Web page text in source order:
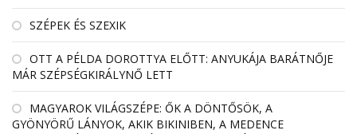
SZÉPEK ÉS SZEXIK
OTT A PÉLDA DOROTTYA ELŐTT: ANYUKÁJA BARÁTNŐJE
MÁR SZÉPSÉGKIRÁLYNŐ LETT
MAGYAROK VILÁGSZÉPE: ŐK A DÖNTŐSÖK, A
GYÖNYÖRŰ LÁNYOK, AKIK BIKINIBEN, A MEDENCE